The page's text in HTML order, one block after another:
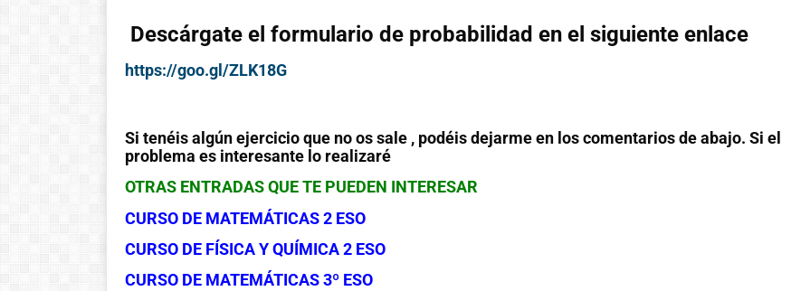
Descárgate el formulario de probabilidad en el siguiente enlace
https://goo.gl/ZLK18G
Si tenéis algún ejercicio que no os sale , podéis dejarme en los comentarios de abajo. Si el
problema es interesante lo realizaré
OTRAS ENTRADAS QUE TE PUEDEN INTERESAR
CURSO DE MATEMÁTICAS 2 ESO
CURSO DE FÍSICA Y QUÍMICA 2 ESO
CURSO DE MATEMÁTICAS 3º ESO